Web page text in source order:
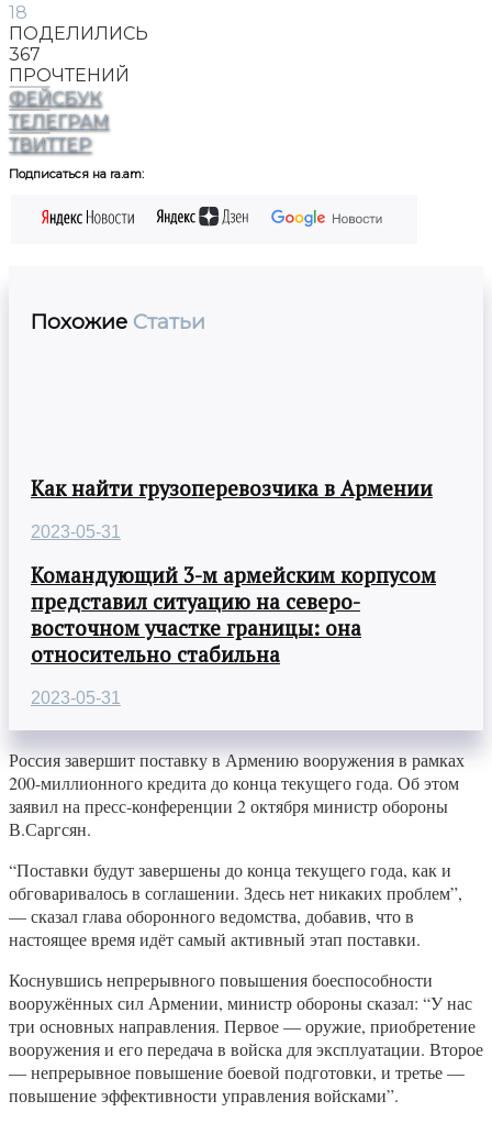
18
ПОДЕЛИЛИСЬ
367
ПРОЧТЕНИЙ
ФЕЙСБУК
ТЕЛЕГРАМ
ТВИТТЕР
Подписаться на ra.am:
Похожие Статьи
Как найти грузоперевозчика в Армении
2023-05-31
Командующий 3-м армейским корпусом
представил ситуацию на северо-
восточном участке границы: она
относительно стабильна
2023-05-31
Россия завершит поставку в Армению вооружения в рамках
200-миллионного кредита до конца текущего года. Об этом
заявил на пресс-конференции 2 октября министр обороны
В.Саргсян.
“Поставки будут завершены до конца текущего года, как и
обговаривалось в соглашении. Здесь нет никаких проблем”,
— сказал глава оборонного ведомства, добавив, что в
настоящее время идёт самый активный этап поставки.
Коснувшись непрерывного повышения боеспособности
вооружённых сил Армении, министр обороны сказал: “У нас
три основных направления. Первое — оружие, приобретение
вооружения и его передача в войска для эксплуатации. Второе
— непрерывное повышение боевой подготовки, и третье —
повышение эффективности управления войсками”.